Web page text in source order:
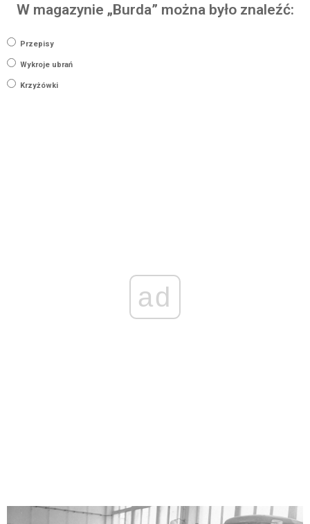
W magazynie „Burda” można było znaleźć:
Przepisy
Wykroje ubrań
Krzyżówki
ad